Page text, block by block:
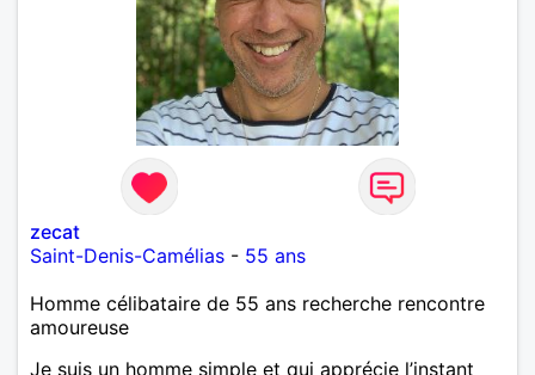
zecat
Saint-Denis-Camélias - 55 ans
Homme célibataire de 55 ans recherche rencontre
amoureuse
Je suis un homme simple et qui apprécie l’instant